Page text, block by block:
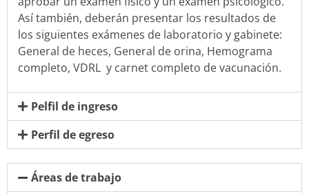
Así también, deberán presentar los resultados de
los siguientes exámenes de laboratorio y gabinete:
General de heces, General de orina, Hemograma
completo, VDRL y carnet completo de vacunación.
Pelfil de ingreso
Perfil de egreso
Áreas de trabajo